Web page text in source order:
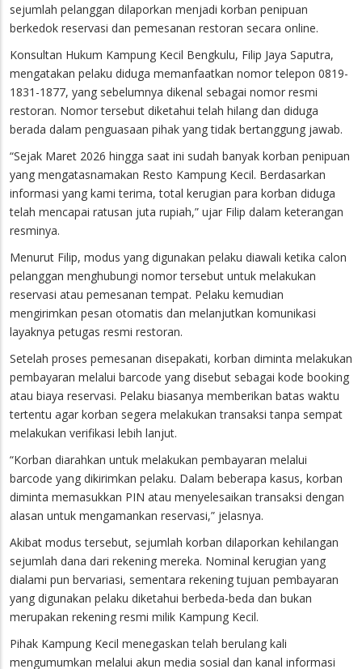
sejumlah pelanggan dilaporkan menjadi korban penipuan
berkedok reservasi dan pemesanan restoran secara online.
Konsultan Hukum Kampung Kecil Bengkulu, Filip Jaya Saputra,
mengatakan pelaku diduga memanfaatkan nomor telepon 0819-
1831-1877, yang sebelumnya dikenal sebagai nomor resmi
restoran. Nomor tersebut diketahui telah hilang dan diduga
berada dalam penguasaan pihak yang tidak bertanggung jawab.
“Sejak Maret 2026 hingga saat ini sudah banyak korban penipuan
yang mengatasnamakan Resto Kampung Kecil. Berdasarkan
informasi yang kami terima, total kerugian para korban diduga
telah mencapai ratusan juta rupiah,” ujar Filip dalam keterangan
resminya.
Menurut Filip, modus yang digunakan pelaku diawali ketika calon
pelanggan menghubungi nomor tersebut untuk melakukan
reservasi atau pemesanan tempat. Pelaku kemudian
mengirimkan pesan otomatis dan melanjutkan komunikasi
layaknya petugas resmi restoran.
Setelah proses pemesanan disepakati, korban diminta melakukan
pembayaran melalui barcode yang disebut sebagai kode booking
atau biaya reservasi. Pelaku biasanya memberikan batas waktu
tertentu agar korban segera melakukan transaksi tanpa sempat
melakukan verifikasi lebih lanjut.
“Korban diarahkan untuk melakukan pembayaran melalui
barcode yang dikirimkan pelaku. Dalam beberapa kasus, korban
diminta memasukkan PIN atau menyelesaikan transaksi dengan
alasan untuk mengamankan reservasi,” jelasnya.
Akibat modus tersebut, sejumlah korban dilaporkan kehilangan
sejumlah dana dari rekening mereka. Nominal kerugian yang
dialami pun bervariasi, sementara rekening tujuan pembayaran
yang digunakan pelaku diketahui berbeda-beda dan bukan
merupakan rekening resmi milik Kampung Kecil.
Pihak Kampung Kecil menegaskan telah berulang kali
mengumumkan melalui akun media sosial dan kanal informasi